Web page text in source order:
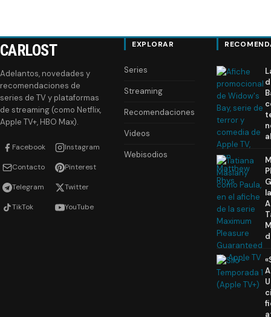
CARLOST
Adelantos, novedades y
recomendaciones de
series de TV y plataformas
de streaming (como Netflix,
Apple TV+, HBO Max).
Facebook Instagram
Contacto Pinterest
Telegram Twitter
TikTok YouTube
EXPLORAR
Series
Streaming
Recomendaciones
Videos
Webisodios